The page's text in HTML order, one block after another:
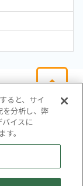
プ
方針
ると、サイ
を分析し、弊
バイスに
。